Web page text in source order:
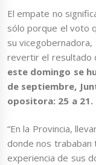
El empate no
sólo porque el voto
su
revertir el resultado
este domingo se
de septiembre,
opositora: 25 a 21.
“En la Provincia,
donde nos trababan
experiencia de sus